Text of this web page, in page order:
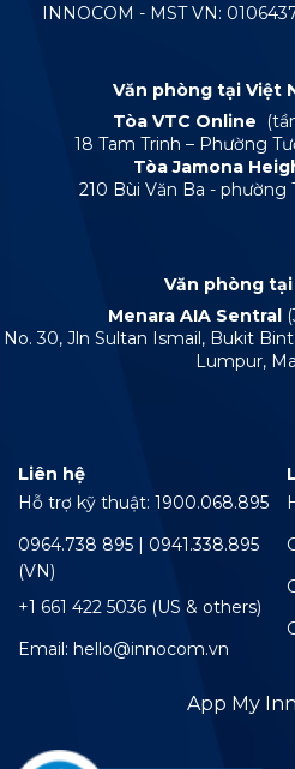
INNOCOM - MST VN:
Văn phòng tại Việt
Tòa VTC Online
18 Tam Trinh – Phường
Tòa Jamona
210 Bùi Văn Ba - phường
Văn phòng tại
Menara AIA Sentral
No. 30, Jln Sultan Ismail, Bukit
Lumpur,
Liên hệ
Hỗ trợ kỹ thuật: 1900.068.895
0964.738 895 | 0941.338.895
(VN)
+1 661 422 5036 (US & others)
Email: hello@innocom.vn
App My